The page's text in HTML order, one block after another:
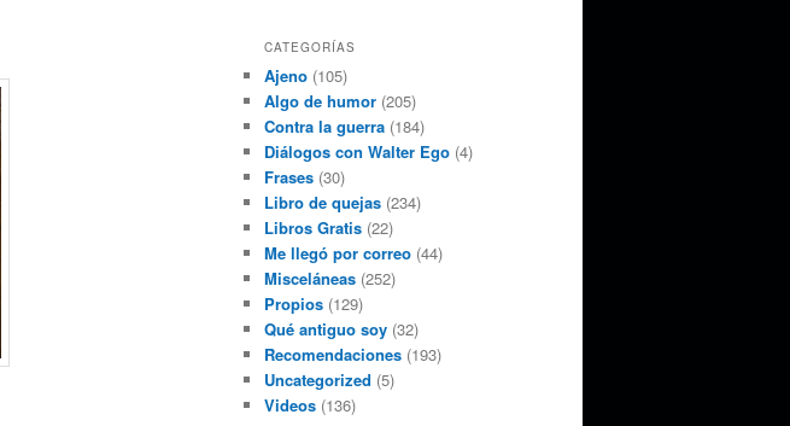
CATEGORÍAS
Ajeno (105)
Algo de humor (205)
Contra la guerra (184)
Diálogos con Walter Ego (4)
Frases (30)
Libro de quejas (234)
Libros Gratis (22)
Me llegó por correo (44)
Misceláneas (252)
Propios (129)
Qué antiguo soy (32)
Recomendaciones (193)
Uncategorized (5)
Videos (136)